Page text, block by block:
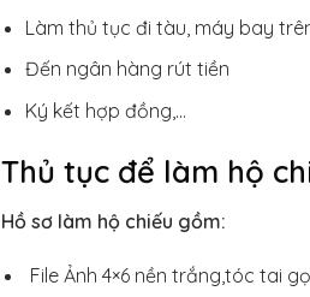
Làm thủ tục đi tàu, máy bay
Đến ngân hàng rút tiền
Ký kết hợp đồng,…
Thủ tục để làm hộ
Hồ sơ làm hộ chiếu gồm:
File Ảnh 4×6 nền trắng,tóc tai